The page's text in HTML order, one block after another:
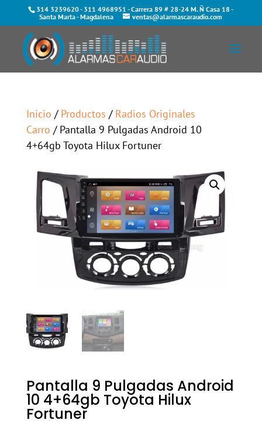
314 3239620- 311 4968951 - Carrera 89 # 28-24 M. Ñ Casa 18 -
Santa Marta - Magdalena
ventas@alarmascaraudio.com
Inicio / Productos / Radios Originales
Carro / Pantalla 9 Pulgadas Android 10
4+64gb Toyota Hilux Fortuner
Pantalla 9 Pulgadas Android
10 4+64gb Toyota Hilux
Fortuner